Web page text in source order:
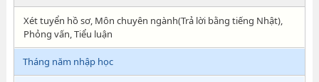
Xét tuyển hồ sơ, Môn chuyên ngành(Trả lời bằng tiếng Nhật),
Phỏng vấn, Tiểu luận
Tháng năm nhập học